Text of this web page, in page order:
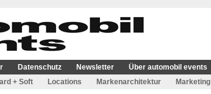
Datenschutz Newsletter Über automobil events
+ Soft Locations Markenarchitektur Marketing